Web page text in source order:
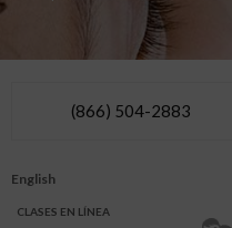
(866) 504-2883
English
CLASES EN LÍNEA